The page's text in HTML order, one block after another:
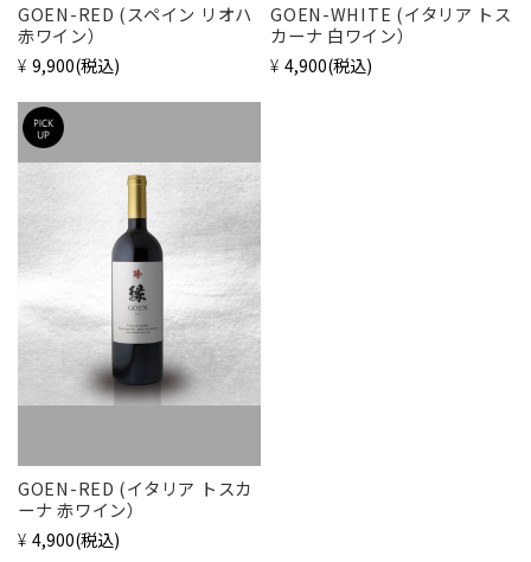
GOEN-RED (スペイン リオハ
赤ワイン）
¥9,900(税込)
GOEN-WHITE (イタリア トス
カーナ 白ワイン）
¥4,900(税込)
GOEN-RED (イタリア トスカ
ーナ 赤ワイン）
¥4,900(税込)